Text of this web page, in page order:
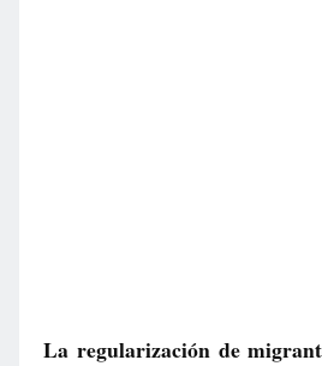
La regularización de